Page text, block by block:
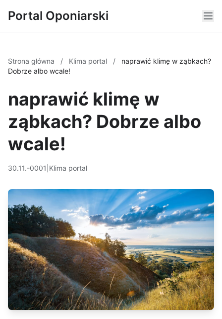
Portal Oponiarski
Strona główna / Klima portal /
naprawić klimę w ząbkach?
Dobrze albo wcale!
naprawić klimę w
ząbkach? Dobrze albo
wcale!
30.11.-0001 Klima portal